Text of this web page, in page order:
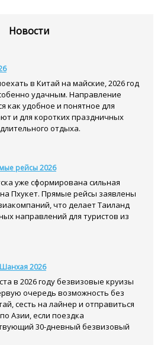
Новости
в Китай на майские, 2026 год
удачным. Направление
как удобное и понятное для
и для коротких праздничных
отдыха.
рейсы 2026
уже сформирована сильная
Пхукет. Прямые рейсы заявлены
что делает Таиланд
направлений для туристов из
2026
в 2026 году безвизовые круизы
очередь возможность без
сесть на лайнер и отправиться
Азии, если поездка
30-дневный безвизовый